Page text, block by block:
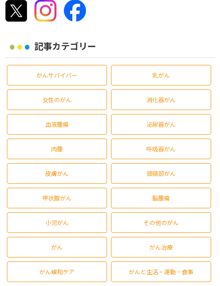
記事カテゴリー
がんサバイバー 乳がん
女性のがん 消化器がん
血液腫瘍 泌尿器がん
肉腫 呼吸器がん
皮膚がん 頭頸部がん
甲状腺がん 脳腫瘍
小児がん その他のがん
がん がん治療
がん緩和ケア がんと生活・運動・食事